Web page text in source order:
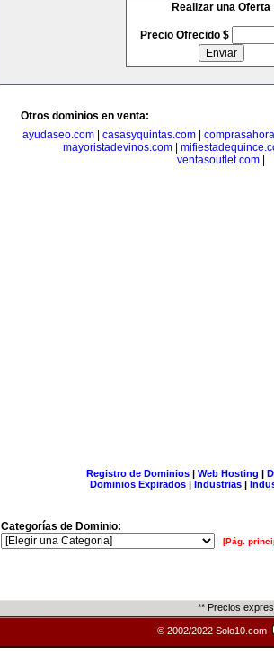
Realizar una Oferta
Precio Ofrecido $
Otros dominios en venta:
ayudaseo.com
casasyquintas.com
mayoristadevinos.com
ventasoutlet.com
Registro de Dominios| Web Hosting |
Dominios Expirados | Industrias |
Categorías de Dominio:
[Pág.
** Precios
© 2002/2022 Solo10.com